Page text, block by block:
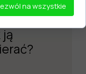
na wszystkie